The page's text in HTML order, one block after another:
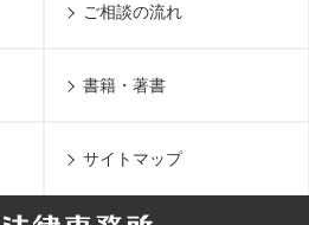
ご相談の流れ
書籍・著書
サイトマップ